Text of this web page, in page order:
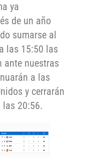
ya
de un año
sumarse al
las 15:50 las
ante nuestras
a las
y cerrarán
las 20:56.